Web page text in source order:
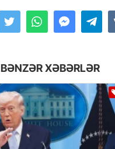
BƏNZƏR XƏBƏRLƏR